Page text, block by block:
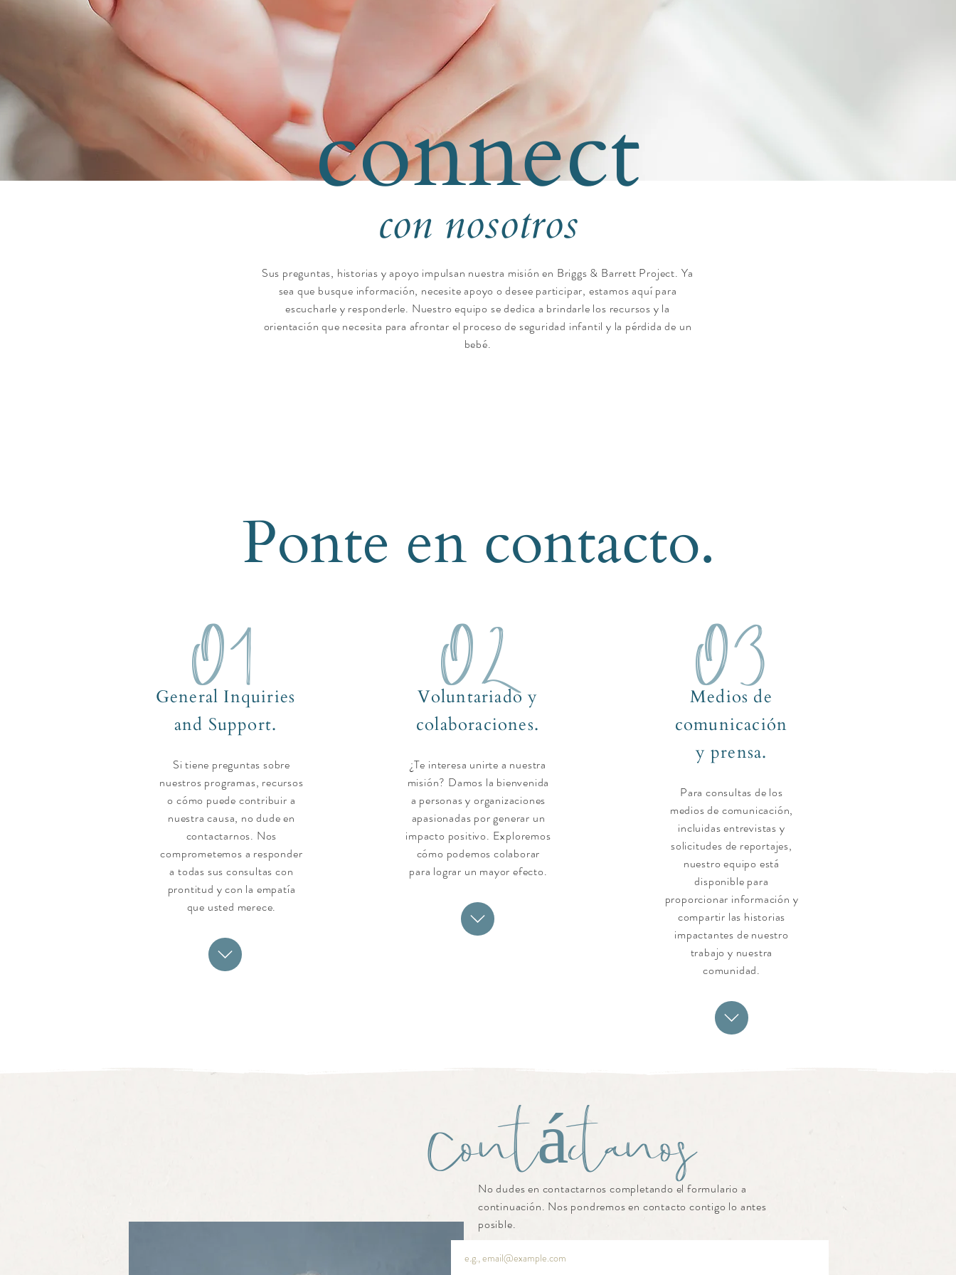
connect
con nosotros
Sus preguntas, historias y apoyo impulsan nuestra misión en Briggs & Barrett Project. Ya
sea que busque información, necesite apoyo o desee participar, estamos aquí para
escucharle y responderle. Nuestro equipo se dedica a brindarle los recursos y la
orientación que necesita para afrontar el proceso de seguridad infantil y la pérdida de un
bebé.
Ponte en contacto.
01
General Inquiries
and Support.
Si tiene preguntas sobre
nuestros programas, recursos
o cómo puede contribuir a
nuestra causa, no dude en
contactarnos. Nos
comprometemos a responder
a todas sus consultas con
prontitud y con la empatía
que usted merece.
02
Voluntariado y
colaboraciones.
¿Te interesa unirte a nuestra
misión? Damos la bienvenida
a personas y organizaciones
apasionadas por generar un
impacto positivo. Exploremos
cómo podemos colaborar
para lograr un mayor efecto.
03
Medios de
comunicación
y prensa.
Para consultas de los
medios de comunicación,
incluidas entrevistas y
solicitudes de reportajes,
nuestro equipo está
disponible para
proporcionar información y
compartir las historias
impactantes de nuestro
trabajo y nuestra
comunidad.
Contáctanos
No dudes en contactarnos completando el formulario a
continuación. Nos pondremos en contacto contigo lo antes
posible.